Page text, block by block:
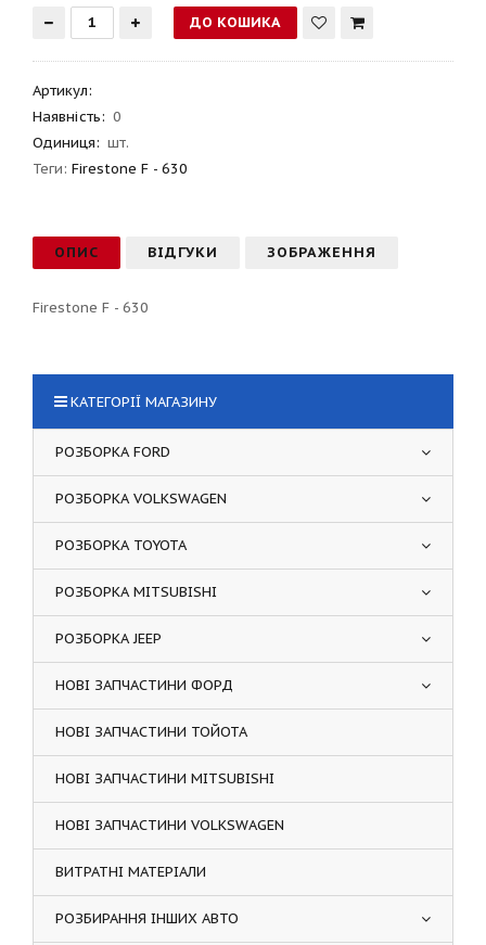
Артикул:
Наявність: 0
Одиниця: шт.
Теги: Firestone F - 630
ОПИС ВІДГУКИ ЗОБРАЖЕННЯ
Firestone F - 630
КАТЕГОРІЇ МАГАЗИНУ
РОЗБОРКА FORD
РОЗБОРКА VOLKSWAGEN
РОЗБОРКА TOYOTA
РОЗБОРКА MITSUBISHI
РОЗБОРКА JEEP
НОВІ ЗАПЧАСТИНИ ФОРД
НОВІ ЗАПЧАСТИНИ ТОЙОТА
НОВІ ЗАПЧАСТИНИ MITSUBISHI
НОВІ ЗАПЧАСТИНИ VOLKSWAGEN
ВИТРАТНІ МАТЕРІАЛИ
РОЗБИРАННЯ ІНШИХ АВТО